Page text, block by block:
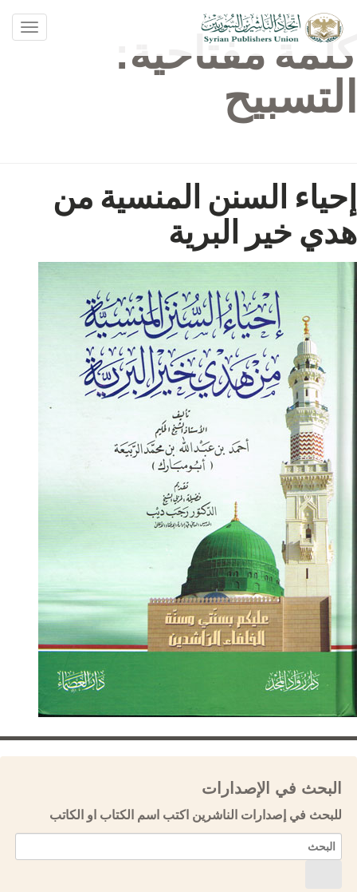
كلمة مفتاحية:
التسبيح
إحياء السنن المنسية من
هدي خير البرية
البحث في الإصدارات
للبحث في إصدارات الناشرين اكتب اسم الكتاب او الكاتب